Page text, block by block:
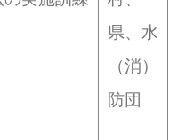
県、水
（消）
防団